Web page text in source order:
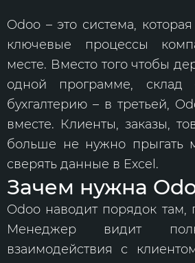
Odoo – это система,
ключевые процессы
месте. Вместо того чтобы
одной программе,
бухгалтерию – в третьей,
вместе. Клиенты, заказы,
больше не нужно прыгать
сверять данные в Excel.
Зачем нужна
Odoo наводит порядок там,
Менеджер видит
взаимодействия с